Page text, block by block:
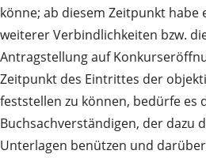
könne; ab diesem Zeitpunkt habe
weiterer Verbindlichkeiten bzw.
Antragstellung auf
Zeitpunkt des Eintrittes der
feststellen zu können, bedürfe es
Buchsachverständigen, der dazu
Unterlagen benützen und